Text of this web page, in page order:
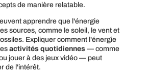
de manière relatable.
apprendre que l'énergie
sources, comme le soleil, le vent et
Expliquer comment l'énergie
activités quotidiennes— comme
jouer à des jeux vidéo — peut
de l'intérêt.